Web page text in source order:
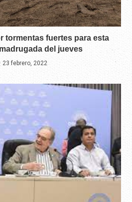
tormentas fuertes para esta
del jueves
23 febrero, 2022